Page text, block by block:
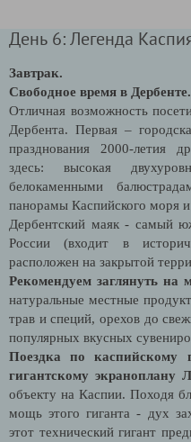
День 6: Легенда
Завтрак.
Свободное время в Дербенте.
Отличная возможность
Дербента. Первая –
празднования 2000-летия
здесь: высокая
белокаменными
панорамы Каспийского моря
Дербентский маяк - самый
России (входит в
расположен на закрытой
Рекомендуем заглянуть на
натуральные местные
трав и специй, орехов до
популярных вкусных
Поездка по каспийскому
гигантскому экраноплану
объекту на Каспии. Походя
мощь этого гиганта - дух
этот технический гигант